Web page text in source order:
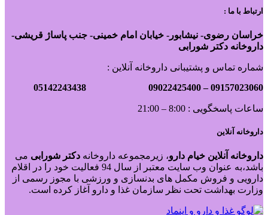
ارتباط با ما :
خراسان رضوی- نیشابور- خیابان امام خمینی- جنب پاساژ قریشی-
داروخانه دکتر شورابی
شماره تماس و پشتیبانی داروخانه آنلاین :
09157023060 –
09022425400 05142243438
ساعات پاسخگویی : 8:00 – 21:00
داروخانه آنلاین
داروخانه آنلاین خیام دارو، زیرمجموعه داروخانه دکتر شورابی می
باشد،به عنوان وب سایت معتبر از سال 94 فعالیت خود را در اقلام
دارویی و فروش مکمل های بدنسازی و ورزشی با مجوز رسمی از
وزارت بهداشت تحت نظر سازمان غذا و دارو آغاز کرده است.